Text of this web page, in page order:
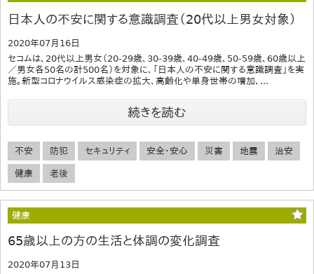
日本人の不安に関する意識調査（20代以上男女対象）
2020年07月16日
セコムは、20代以上男女（20-29歳、30-39歳、40-49歳、50-59歳、60歳以上
／男女各50名の計500名）を対象に、「日本人の不安に関する意識調査」を実
施。新型コロナウイルス感染症の拡大、高齢化や単身世帯の増加、...
続きを読む
不安 防犯 セキュリティ 安全・安心 災害 地震 治安
健康 老後
健康
65歳以上の方の生活と体調の変化調査
2020年07月13日